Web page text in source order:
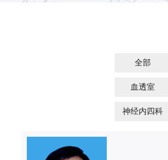
全部
血透室
神经内四科